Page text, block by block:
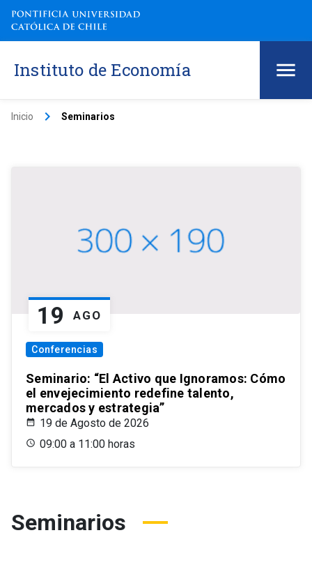
Instituto de Economía
Inicio keyboard_arrow_right Seminarios
19 AGO
Conferencias
Seminario: “El Activo que Ignoramos: Cómo
el envejecimiento redefine talento,
mercados y estrategia”
19 de Agosto de 2026
09:00 a 11:00 horas
Seminarios